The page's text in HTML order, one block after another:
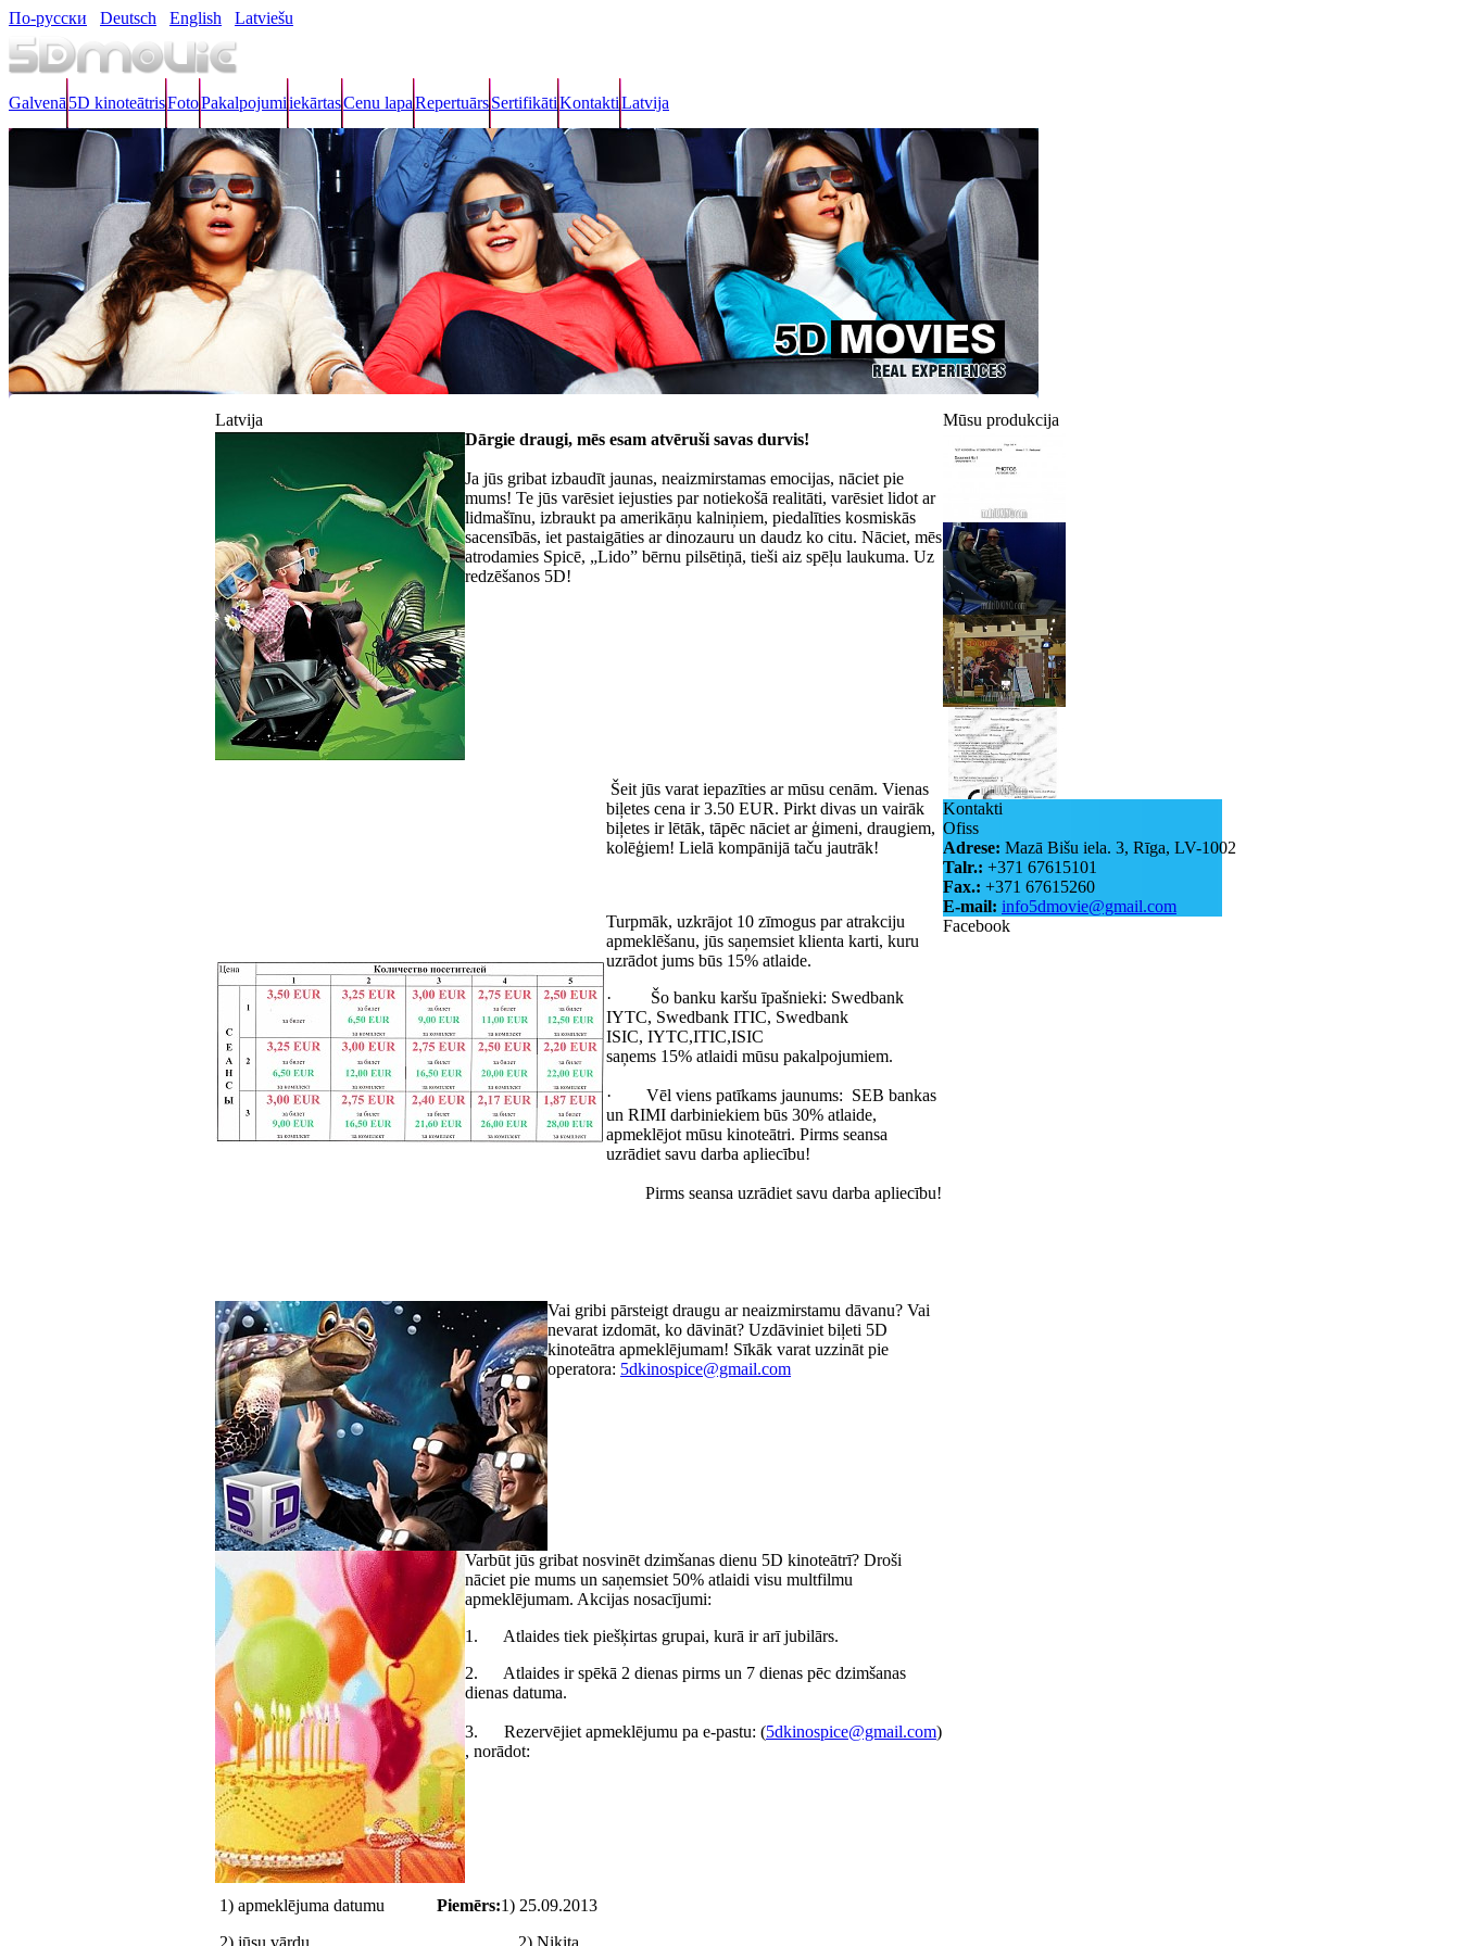
По-русски Deutsch English Latviešu
Galvenā 5D kinoteātrisFotoPakalpojumiiekārtasCenu lapaRepertuārsSertifikātiKontaktiLatvija
Latvija
Dārgie draugi, mēs esam atvēruši savas durvis!
Ja jūs gribat izbaudīt jaunas, neaizmirstamas emocijas, nāciet pie
mums! Te jūs varēsiet iejusties par notiekošā realitāti, varēsiet lidot ar
lidmašīnu, izbraukt pa amerikāņu kalniņiem, piedalīties kosmiskās
sacensībās, iet pastaigāties ar dinozauru un daudz ko citu. Nāciet, mēs
atrodamies Spicē, „Lido” bērnu pilsētiņā, tieši aiz spēļu laukuma. Uz
redzēšanos 5D!
Šeit jūs varat iepazīties ar mūsu cenām. Vienas
biļetes cena ir 3.50 EUR. Pirkt divas un vairāk
biļetes ir lētāk, tāpēc nāciet ar ģimeni, draugiem,
kolēģiem! Lielā kompānijā taču jautrāk!
Turpmāk, uzkrājot 10 zīmogus par atrakciju
apmeklēšanu, jūs saņemsiet klienta karti, kuru
uzrādot jums būs 15% atlaide.
· Šo banku karšu īpašnieki: Swedbank
IYTC, Swedbank ITIC, Swedbank
ISIC, IYTC,ITIC,ISIC
saņems 15% atlaidi mūsu pakalpojumiem.
· Vēl viens patīkams jaunums: SEB bankas
un RIMI darbiniekiem būs 30% atlaide,
apmeklējot mūsu kinoteātri. Pirms seansa
uzrādiet savu darba apliecību!
Pirms seansa uzrādiet savu darba apliecību!
Vai gribi pārsteigt draugu ar neaizmirstamu dāvanu? Vai
nevarat izdomāt, ko dāvināt? Uzdāviniet biļeti 5D
kinoteātra apmeklējumam! Sīkāk varat uzzināt pie
operatora: 5dkinospice@gmail.com
Varbūt jūs gribat nosvinēt dzimšanas dienu 5D kinoteātrī? Droši
nāciet pie mums un saņemsiet 50% atlaidi visu multfilmu
apmeklējumam. Akcijas nosacījumi:
1. Atlaides tiek piešķirtas grupai, kurā ir arī jubilārs.
2. Atlaides ir spēkā 2 dienas pirms un 7 dienas pēc dzimšanas
dienas datuma.
3. Rezervējiet apmeklējumu pa e-pastu: (5dkinospice@gmail.com)
, norādot:
1) apmeklējuma datumu Piemērs:1) 25.09.2013
2) jūsu vārdu 2) Ņikita
Mūsu produkcija
Kontakti
Ofiss
Adrese: Mazā Bišu iela. 3, Rīga, LV-1002
Talr.: +371 67615101
Fax.: +371 67615260
E-mail: info5dmovie@gmail.com
Facebook